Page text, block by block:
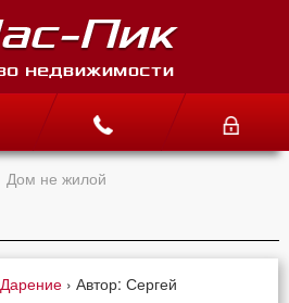
Дом не жилой
Дарение › Автор: Сергей